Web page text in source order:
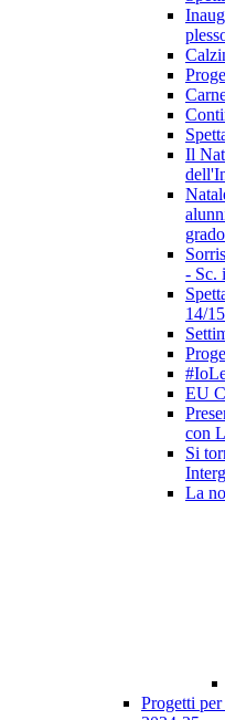
Il
grado
- Sc.
14/
EU
con
Si
La
Progetti